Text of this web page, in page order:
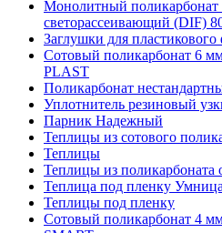
Монолитный
светорассеивающий (DIF)
Заглушки для пластикового
Сотовый поликарбонат 6
PLAST
Поликарбонат
Уплотнитель резиновый
Парник Надежный
Теплицы из сотового
Теплицы
Теплицы из поликарбоната
Теплица под пленку
Теплицы под пленку
Сотовый поликарбонат 4